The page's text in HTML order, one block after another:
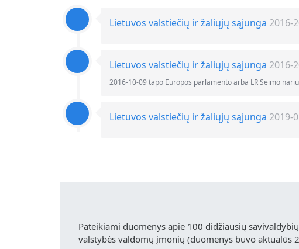
Lietuvos valstiečių ir žaliųjų sąjunga 2016-
Lietuvos valstiečių ir žaliųjų sąjunga 2016-
2016-10-09 tapo Europos parlamento arba LR Seimo
Lietuvos valstiečių ir žaliųjų sąjunga 2019-
Pateikiami duomenys apie 100 didžiausių
valstybės valdomų įmonių (duomenys buvo